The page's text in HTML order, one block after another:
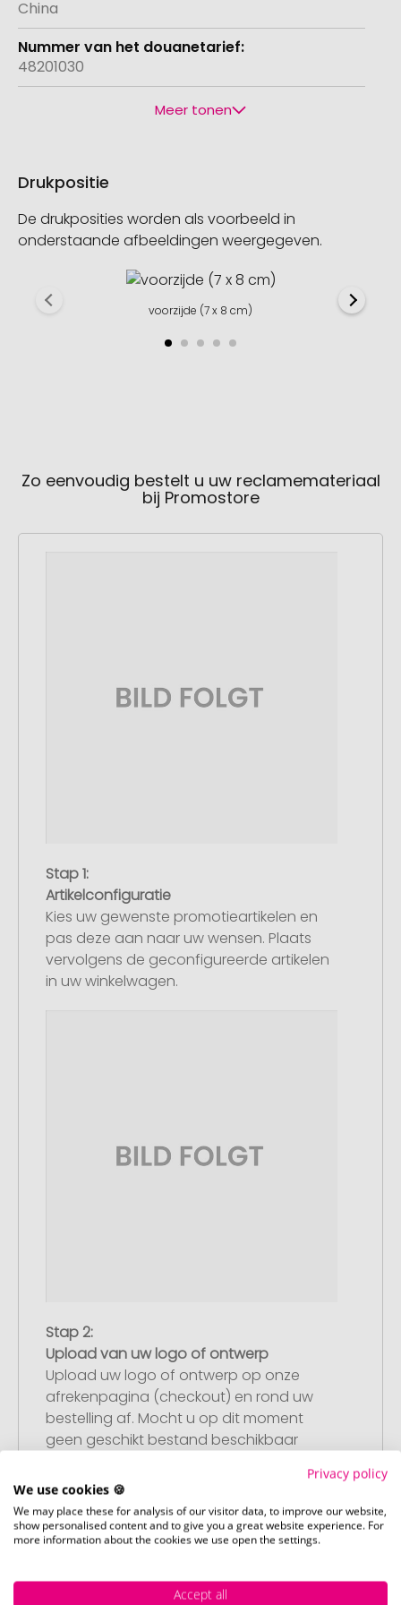
China
48201030
Meer tonen
Drukpositie
De drukposities worden als voorbeeld in
onderstaande afbeeldingen weergegeven.
voorzijde (7 x 8 cm)
Zo eenvoudig bestelt u uw reclamemateriaal
bij Promostore
Stap 1:
Artikelconfiguratie
Kies uw gewenste promotieartikelen en
pas deze aan naar uw wensen. Plaats
vervolgens de geconfigureerde artikelen
in uw winkelwagen.
Stap 2:
Upload van uw logo of ontwerp
Upload uw logo of ontwerp op onze
afrekenpagina (checkout) en rond uw
bestelling af. Mocht u op dit moment
geen geschikt bestand beschikbaar
Stap 3:
U ontvangt van ons een gratis
drukvoorbeeld met uw ontwerp. Zodra u
Privacy policy
We use cookies 🍪
We may place these for analysis of our visitor data, to improve our website,
show personalised content and to give you a great website experience. For
more information about the cookies we use open the settings.
Accept all